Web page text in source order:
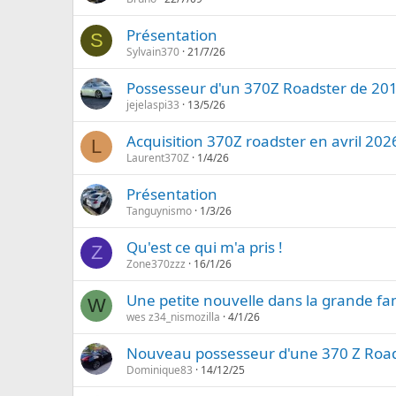
S Présentation
Sylvain370 21/7/26
Possesseur d'un 370Z Roadster de
jejelaspi33 13/5/26
L Acquisition 370Z roadster en avril
Laurent370Z 1/4/26
Présentation
Tanguynismo 1/3/26
Z Qu'est ce qui m'a pris !
Zone370zzz 16/1/26
W Une petite nouvelle dans la grande
wes z34_nismozilla 4/1/26
Nouveau possesseur d'une 370 Z
Dominique83 14/12/25